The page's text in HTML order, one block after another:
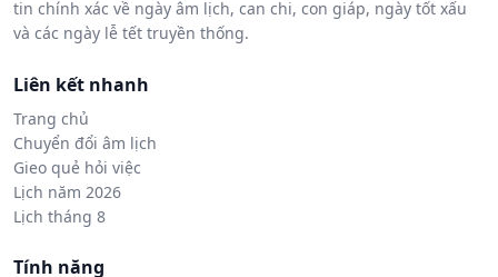
tin chính xác về ngày âm lịch, can chi, con giáp, ngày tốt xấu
và các ngày lễ tết truyền thống.
Liên kết nhanh
Trang chủ
Chuyển đổi âm lịch
Gieo quẻ hỏi việc
Lịch năm 2026
Lịch tháng 8
Tính năng